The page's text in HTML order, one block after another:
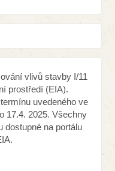
vlivů stavby I/11
prostředí (EIA).
uvedeného ve
17.4. 2025. Všechny
dostupné na portálu